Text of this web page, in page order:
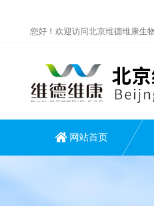
您好！欢迎访问北京维德维康生
网站首页